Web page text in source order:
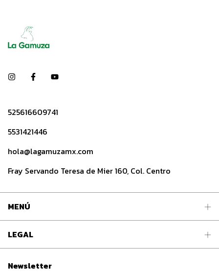
525616609741
5531421446
hola@lagamuzamx.com
Fray Servando Teresa de Mier 160, Col. Centro
MENÚ
LEGAL
Newsletter